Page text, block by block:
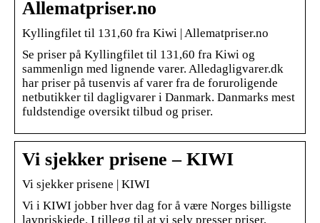
Allematpriser.no
Kyllingfilet til 131,60 fra Kiwi | Allematpriser.no
Se priser på Kyllingfilet til 131,60 fra Kiwi og
sammenlign med lignende varer. Alledagligvarer.dk
har priser på tusenvis af varer fra de foruroligende
netbutikker til dagligvarer i Danmark. Danmarks mest
fuldstendige oversikt tilbud og priser.
Vi sjekker prisene – KIWI
Vi sjekker prisene | KIWI
Vi i KIWI jobber hver dag for å være Norges billigste
lavpriskjede. I tillegg til at vi selv presser priser,